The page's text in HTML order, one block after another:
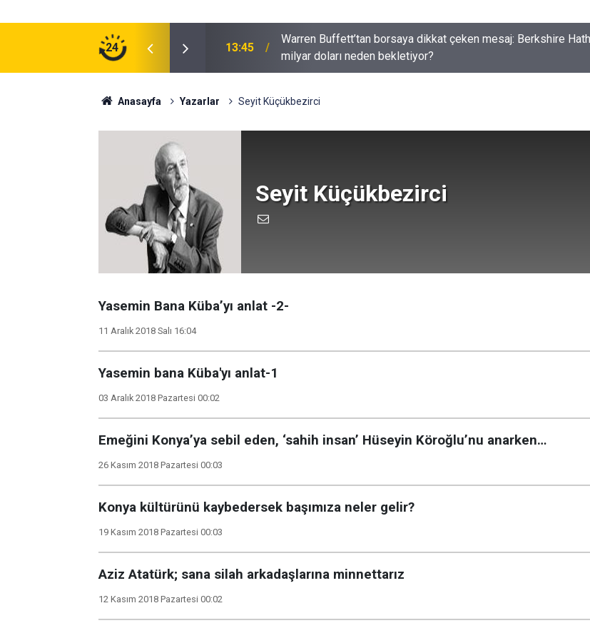
24
milyar doları neden bekletiyor?
13:43
Güney Kıbrıs’ta İsrail Alarmı: Binaları ve Köyleri Satın Alıyorlar!
Anasayfa Yazarlar Seyit Küçükbezirci
Seyit Küçükbezirci
Yasemin Bana Küba’yı anlat -2-
11 Aralık 2018 Salı 16:04
Yasemin bana Küba'yı anlat-1
03 Aralık 2018 Pazartesi 00:02
Emeğini Konya’ya sebil eden, ‘sahih insan’ Hüseyin Köroğlu’nu anarken…
26 Kasım 2018 Pazartesi 00:03
Konya kültürünü kaybedersek başımıza neler gelir?
19 Kasım 2018 Pazartesi 00:03
Aziz Atatürk; sana silah arkadaşlarına minnettarız
12 Kasım 2018 Pazartesi 00:02